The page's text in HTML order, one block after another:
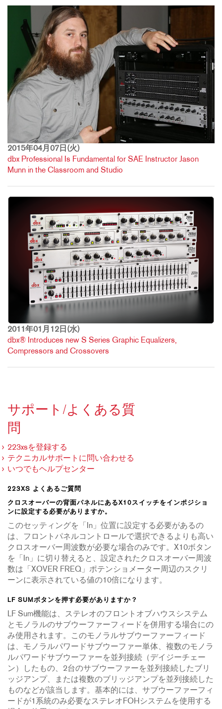
2015年04月07日(火)
dbx Professional Is Fundamental for SAE Instructor Jason
Munn in the Classroom and Studio
2011年01月12日(水)
dbx® Introduces new S Series Graphic Equalizers,
Compressors and Crossovers
サポート/よくある質
問
223xsを登録する
テクニカルサポートに問い合わせる
いつでもヘルプセンター
223XS よくあるご質問
クロスオーバーの背面パネルにあるX10スイッチをインポジショ
ンに設定する必要がありますか。
このセッティングを「In」位置に設定する必要があるの
は、フロントパネルコントロールで選択できるよりも高い
クロスオーバー周波数が必要な場合のみです。X10ボタン
を「In」に切り替えると、設定されたクロスオーバー周波
数は「XOVER FREQ」ポテンショメーター周辺のスクリ
ーンに表示されている値の10倍になります。
LF SUMボタンを押す必要がありますか？
LF Sum機能は、ステレオのフロントオブハウスシステム
とモノラルのサブウーファーフィードを併用する場合にの
み使用されます。このモノラルサブウーファーフィード
は、モノラルパワードサブウーファー単体、複数のモノラ
ルパワードサブウーファーを並列接続（デイジーチェー
ン）したもの、2台のサブウーファーを並列接続したブリ
ッジアンプ、または複数のブリッジアンプを並列接続した
ものなどが該当します。基本的には、サブウーファーフィ
ードが1系統のみ必要なステレオFOHシステムを使用する